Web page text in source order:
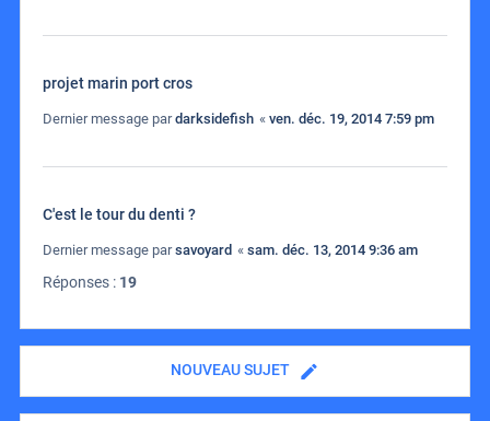
projet marin port cros
Dernier message pardarksidefish « ven. déc. 19, 2014 7:59 pm
C'est le tour du denti ?
Dernier message parsavoyard « sam. déc. 13, 2014 9:36 am
Réponses : 19
NOUVEAU SUJET